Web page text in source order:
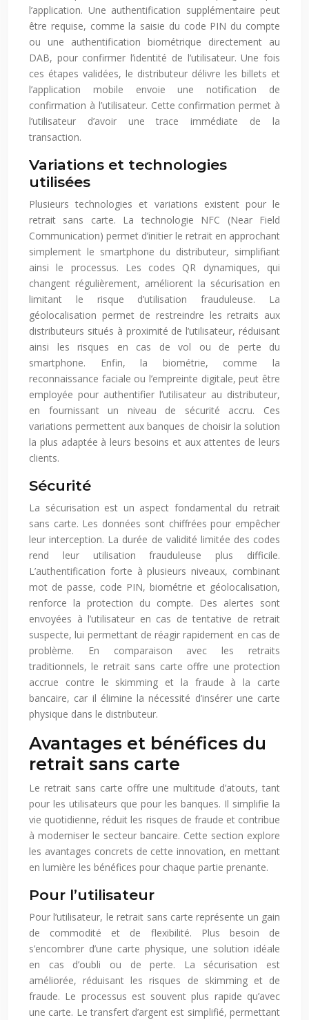
l’application. Une authentification supplémentaire peut
être requise, comme la saisie du code PIN du compte
ou une authentification biométrique directement au
DAB, pour confirmer l’identité de l’utilisateur. Une fois
ces étapes validées, le distributeur délivre les billets et
l’application mobile envoie une notification de
confirmation à l’utilisateur. Cette confirmation permet à
l’utilisateur d’avoir une trace immédiate de la
transaction.
Variations et technologies
utilisées
Plusieurs technologies et variations existent pour le
retrait sans carte. La technologie NFC (Near Field
Communication) permet d’initier le retrait en approchant
simplement le smartphone du distributeur, simplifiant
ainsi le processus. Les codes QR dynamiques, qui
changent régulièrement, améliorent la sécurisation en
limitant le risque d’utilisation frauduleuse. La
géolocalisation permet de restreindre les retraits aux
distributeurs situés à proximité de l’utilisateur, réduisant
ainsi les risques en cas de vol ou de perte du
smartphone. Enfin, la biométrie, comme la
reconnaissance faciale ou l’empreinte digitale, peut être
employée pour authentifier l’utilisateur au distributeur,
en fournissant un niveau de sécurité accru. Ces
variations permettent aux banques de choisir la solution
la plus adaptée à leurs besoins et aux attentes de leurs
clients.
Sécurité
La sécurisation est un aspect fondamental du retrait
sans carte. Les données sont chiffrées pour empêcher
leur interception. La durée de validité limitée des codes
rend leur utilisation frauduleuse plus difficile.
L’authentification forte à plusieurs niveaux, combinant
mot de passe, code PIN, biométrie et géolocalisation,
renforce la protection du compte. Des alertes sont
envoyées à l’utilisateur en cas de tentative de retrait
suspecte, lui permettant de réagir rapidement en cas de
problème. En comparaison avec les retraits
traditionnels, le retrait sans carte offre une protection
accrue contre le skimming et la fraude à la carte
bancaire, car il élimine la nécessité d’insérer une carte
physique dans le distributeur.
Avantages et bénéfices du
retrait sans carte
Le retrait sans carte offre une multitude d’atouts, tant
pour les utilisateurs que pour les banques. Il simplifie la
vie quotidienne, réduit les risques de fraude et contribue
à moderniser le secteur bancaire. Cette section explore
les avantages concrets de cette innovation, en mettant
en lumière les bénéfices pour chaque partie prenante.
Pour l’utilisateur
Pour l’utilisateur, le retrait sans carte représente un gain
de commodité et de flexibilité. Plus besoin de
s’encombrer d’une carte physique, une solution idéale
en cas d’oubli ou de perte. La sécurisation est
améliorée, réduisant les risques de skimming et de
fraude. Le processus est souvent plus rapide qu’avec
une carte. Le transfert d’argent est simplifié, permettant